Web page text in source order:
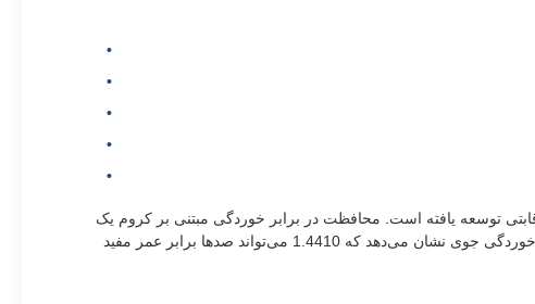
قیمت رقابتی توسعه یافته است. محافظت در برابر خوردگی مبتنی بر کروم یک
لایه اکسید غیرفعال بر روی سطح ایجاد می کند که به طور قابل توجهی مقاومت را در مقایسه با فولاد ملایم بهبود می بخشد. آزمایش‌های خوردگی جوی نشان می‌دهد که 1.4410 می‌تواند صدها برابر عمر مفید